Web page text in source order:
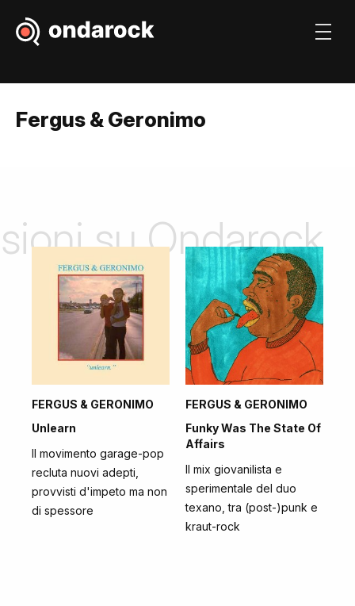
Fergus & Geronimo
su Ondarock
FERGUS & GERONIMO
Unlearn
Il movimento garage-pop
recluta nuovi adepti,
provvisti d'impeto ma non
di spessore
FERGUS & GERONIMO
Funky Was The State Of
Affairs
Il mix giovanilista e
sperimentale del duo
texano, tra (post-)punk e
kraut-rock